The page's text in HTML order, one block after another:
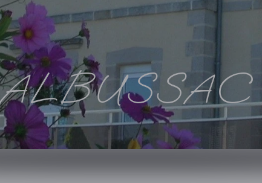
ALBUSSAC